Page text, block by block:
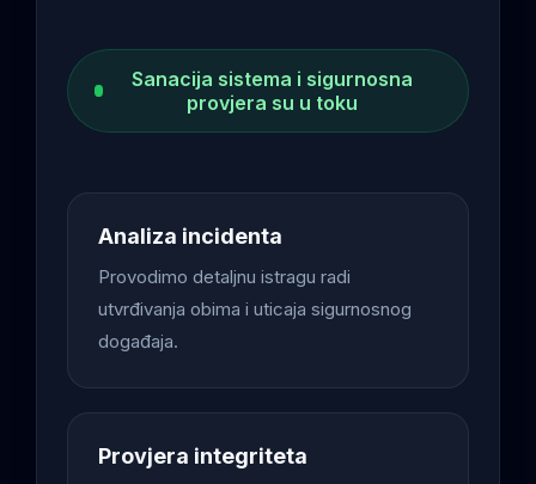
Sanacija sistema i sigurnosna
provjera su u toku
Analiza incidenta
Provodimo detaljnu istragu radi
utvrđivanja obima i uticaja sigurnosnog
događaja.
Provjera integriteta